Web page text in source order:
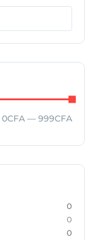
0CFA — 999CFA
0
0
0